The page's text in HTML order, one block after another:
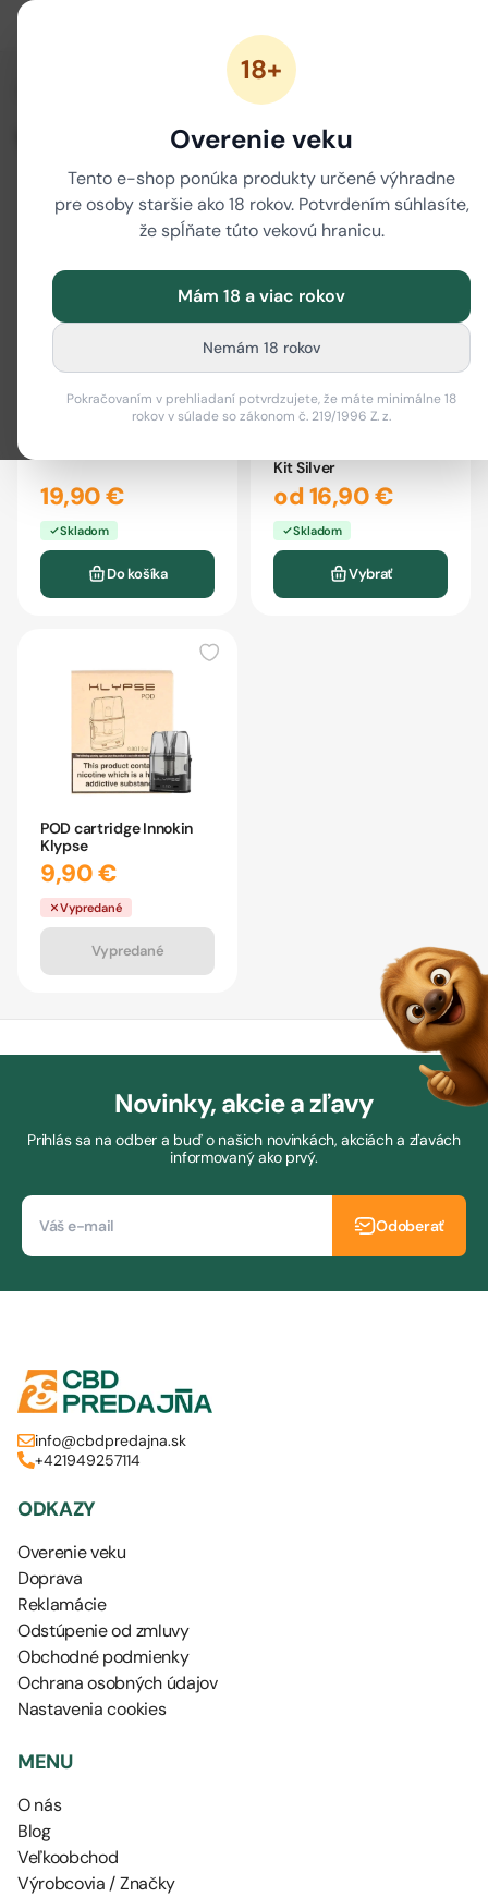
18+
Overenie veku
Tento e-shop ponúka produkty určené výhradne
pre osoby staršie ako 18 rokov. Potvrdením súhlasíte,
že spĺňate túto vekovú hranicu.
Mám 18 a viac rokov
Nemám 18 rokov
Pokračovaním v prehliadaní potvrdzujete, že máte minimálne 18
rokov v súlade so zákonom č. 219/1996 Z. z.
Vaporizéry na liquid
Vaporizéry na liquid
Filter
19,90 €
Skladom
Do košíka
Kit Silver
od 16,90 €
Skladom
Vybrať
POD cartridge Innokin
Klypse
9,90 €
Vypredané
Vypredané
Novinky, akcie a zľavy
Prihlás sa na odber a buď o našich novinkách, akciách a zľavách
informovaný ako prvý.
Odoberať
info@cbdpredajna.sk
+421949257114
ODKAZY
Overenie veku
Doprava
Reklamácie
Odstúpenie od zmluvy
Obchodné podmienky
Ochrana osobných údajov
Nastavenia cookies
MENU
O nás
Blog
Veľkoobchod
Výrobcovia / Značky